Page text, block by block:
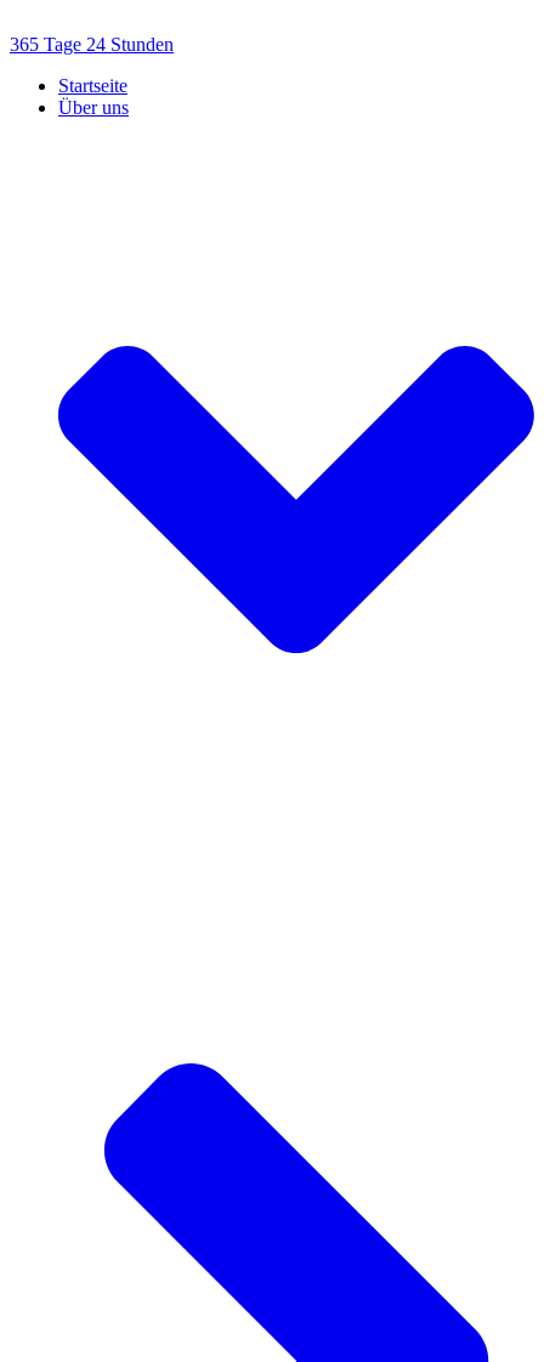
to
365 Tage 24 Stunden
Startseite
Über uns